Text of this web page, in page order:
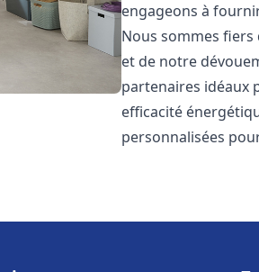
engageons à
Nous sommes
et de notre
partenaires idéaux
efficacité
personnalisées